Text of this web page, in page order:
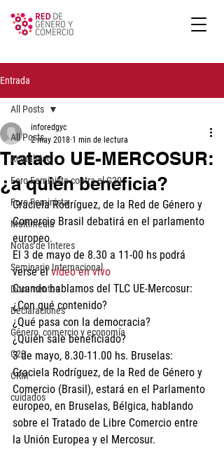
Entrada
All Posts
Actualidad
Foro Feminista contra el G20
Foro Feminista
Multimedia
Notas de Interes
Seminario Internacional
Documentos
Declaraciones
Género, comercio y economía
G20
CRM
cuidados
All Posts
Tratado UE-MERCOSUR:
¿a quién beneficia?
inforedgyc
2 may 2018 1 min de lectura
Graciela Rodríguez, de la Red de Género y
Comercio Brasil debatirá en el parlamento
europeo.
El 3 de mayo de 8.30 a 11-00 hs podrá
verse el video en vivo
Cuando hablamos del TLC UE-Mercosur:
¿Con qué contenido?
¿Qué pasa con la democracia?
¿Quién sale beneficiado?
3 de mayo, 8.30-11.00 hs. Bruselas:
Graciela Rodríguez, de la Red de Género y
Comercio (Brasil), estará en el Parlamento
europeo, en Bruselas, Bélgica, hablando
sobre el Tratado de Libre Comercio entre
la Unión Europea y el Mercosur.